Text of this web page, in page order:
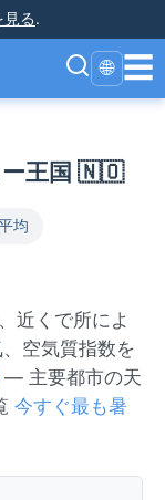
る.
🌐 ☰
ー王国 🇳🇴
均
近くで所によ
空気質指数を
— 主要都市の天
今すぐ最も暑